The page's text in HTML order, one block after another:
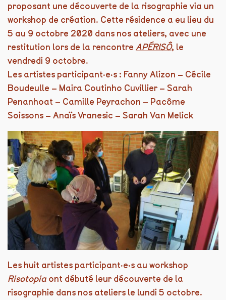
proposant une découverte de la risographie via un
workshop de création. Cette résidence a eu lieu du
5 au 9 octobre 2020 dans nos ateliers, avec une
restitution lors de la rencontre APÉRISÔ, le
vendredi 9 octobre.
Les artistes participant·e·s : Fanny Alizon – Cécile
Boudeulle – Maira Coutinho Cuvillier – Sarah
Penanhoat – Camille Peyrachon – Pacôme
Soissons – Anaïs Vranesic – Sarah Van Melick
Les huit artistes participant·e·s au workshop
Risotopia ont débuté leur découverte de la
risographie dans nos ateliers le lundi 5 octobre.